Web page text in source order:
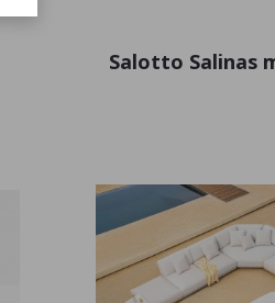
Salotto Salinas